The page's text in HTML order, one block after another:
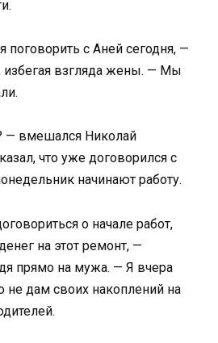
поговорить с Аней сегодня, —
избегая взгляда жены. — Мы
— вмешался Николай
что уже договорился с
начинают работу.
о начале работ,
на этот ремонт, —
прямо на мужа. — Я вчера
не дам своих накоплений на